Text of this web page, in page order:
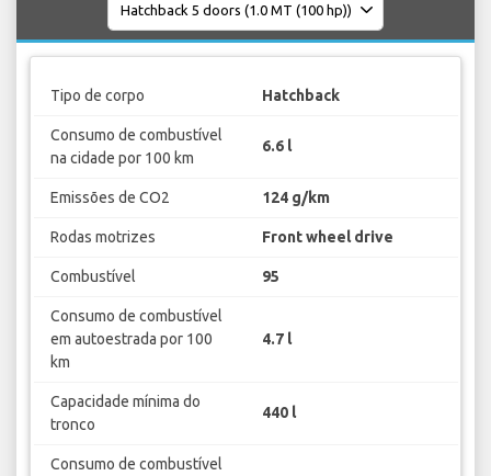
Tipo de corpo Hatchback
Consumo de combustível
na cidade por 100 km
6.6 l
Emissões de CO2 124 g/km
Rodas motrizes Front wheel drive
Combustível 95
Consumo de combustível
em autoestrada por 100
km
4.7 l
Capacidade mínima do
tronco
440 l
Consumo de combustível